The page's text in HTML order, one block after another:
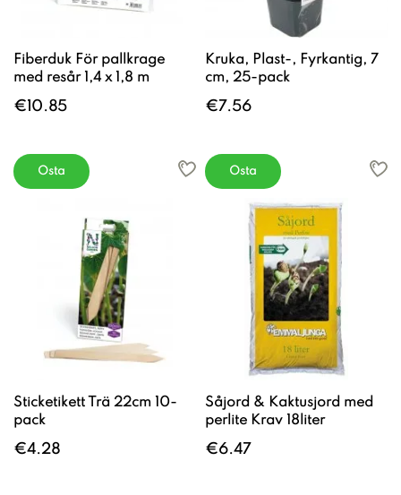
Fiberduk För pallkrage
med resår 1,4 x 1,8 m
€10.85
Osta
Kruka, Plast-, Fyrkantig, 7
cm, 25-pack
€7.56
Osta
Sticketikett Trä 22cm 10-
pack
€4.28
Såjord & Kaktusjord med
perlite Krav 18liter
€6.47